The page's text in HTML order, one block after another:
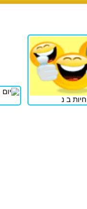
חיות ב נ